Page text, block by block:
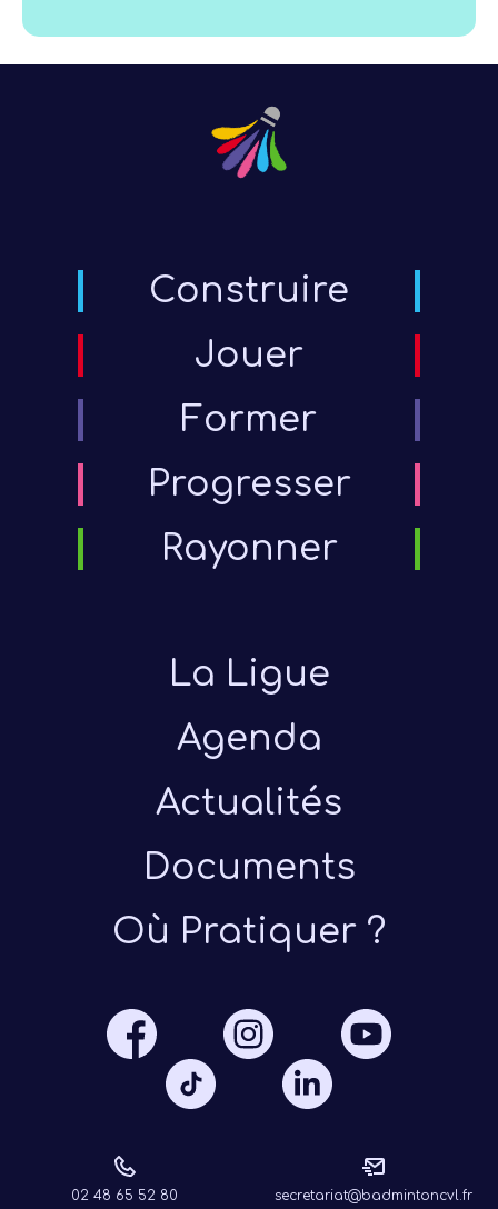
Construire
Jouer
Former
Progresser
Rayonner
La Ligue
Agenda
Actualités
Documents
Où Pratiquer ?
02 48 65 52 80 secretariat@badmintoncvl.fr